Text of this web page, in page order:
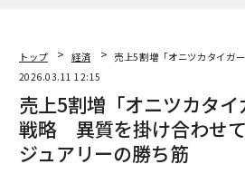
トップ 経済
売上5割増「オニツカタイガ
2026.03.11 12:15
売上5割増「オニツカタイ
戦略 異質を掛け合わせ
ジュアリーの勝ち筋